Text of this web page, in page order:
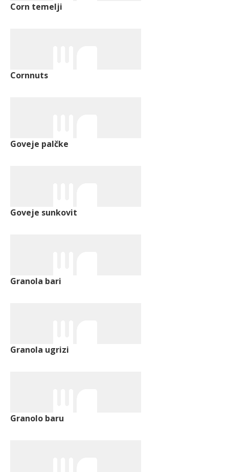
Corn temelji
Cornnuts
Goveje palčke
Goveje sunkovit
Granola bari
Granola ugrizi
Granolo baru